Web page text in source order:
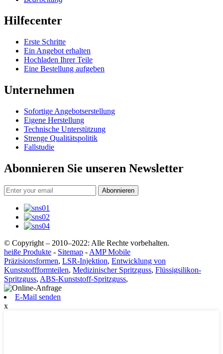
Hilfecenter
Erste Schritte
Ein Angebot erhalten
Hochladen Ihrer Teile
Eine Bestellung aufgeben
Unternehmen
Sofortige Angebotserstellung
Eigene Herstellung
Technische Unterstützung
Strenge Qualitätspolitik
Fallstudie
Abonnieren Sie unseren Newsletter
Abonnieren
© Copyright – 2010–2022: Alle Rechte vorbehalten.
heiße Produkte - Sitemap - AMP Mobile
Präzisionsformen, LSR-Injektion, Entwicklung von
Kunststoffformteilen, Medizinischer Spritzguss, Flüssigsilikon-
Spritzguss, ABS-Kunststoff-Spritzguss,
E-Mail senden
x